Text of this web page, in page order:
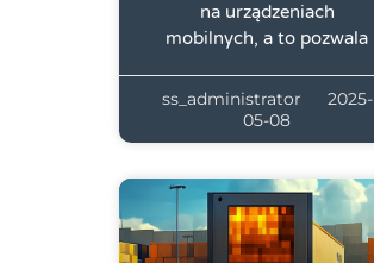
na urządzeniach
mobilnych, a to pozwala
ss_administrator
2025-
05-08